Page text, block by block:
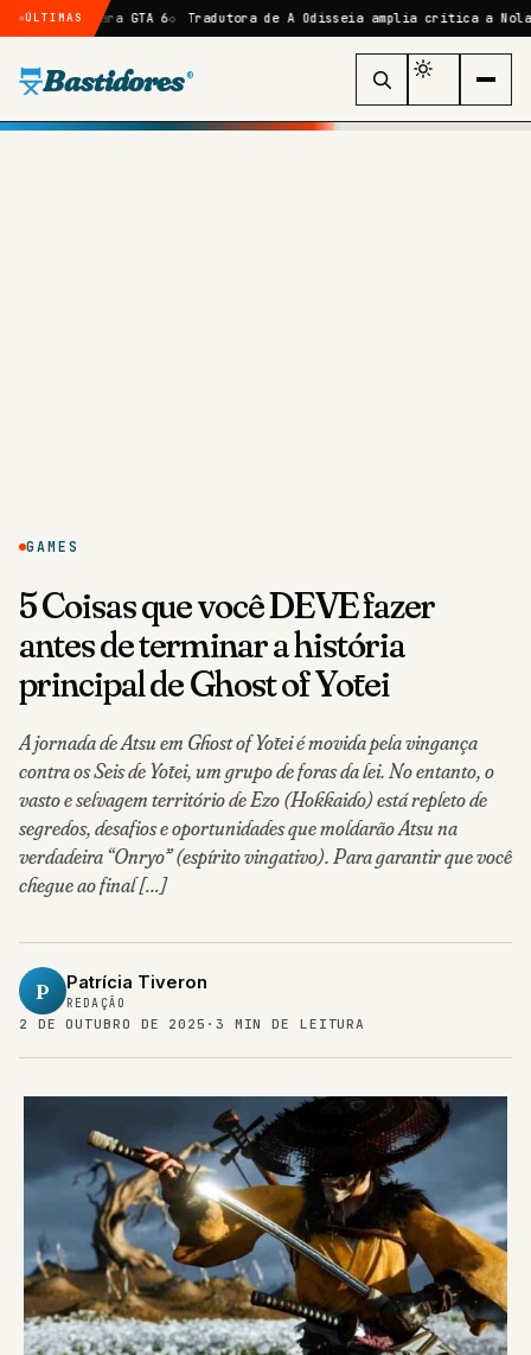
ÚLTIMAS
GTA 6 Tradutora de A Odisseia amplia crítica a Nolan e gera
Bastidores ®
GAMES
5 Coisas que você DEVE fazer
antes de terminar a história
principal de Ghost of Yōtei
A jornada de Atsu em Ghost of Yōtei é movida pela vingança
contra os Seis de Yōtei, um grupo de foras da lei. No entanto, o
vasto e selvagem território de Ezo (Hokkaido) está repleto de
segredos, desafios e oportunidades que moldarão Atsu na
verdadeira “Onryō” (espírito vingativo). Para garantir que você
chegue ao final […]
P Patrícia Tiveron
REDAÇÃO
2 DE OUTUBRO DE 2025 · 3 MIN DE LEITURA